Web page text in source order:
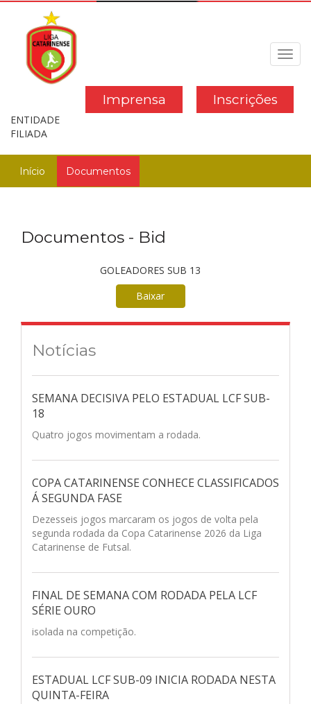
Inscrições
Imprensa
ENTIDADE
FILIADA
Início Documentos
Documentos - Bid
GOLEADORES SUB 13
Baixar
Notícias
SEMANA DECISIVA PELO ESTADUAL LCF SUB-
18
Quatro jogos movimentam a rodada.
COPA CATARINENSE CONHECE CLASSIFICADOS
Á SEGUNDA FASE
Dezesseis jogos marcaram os jogos de volta pela
segunda rodada da Copa Catarinense 2026 da Liga
Catarinense de Futsal.
FINAL DE SEMANA COM RODADA PELA LCF
SÉRIE OURO
isolada na competição.
ESTADUAL LCF SUB-09 INICIA RODADA NESTA
QUINTA-FEIRA